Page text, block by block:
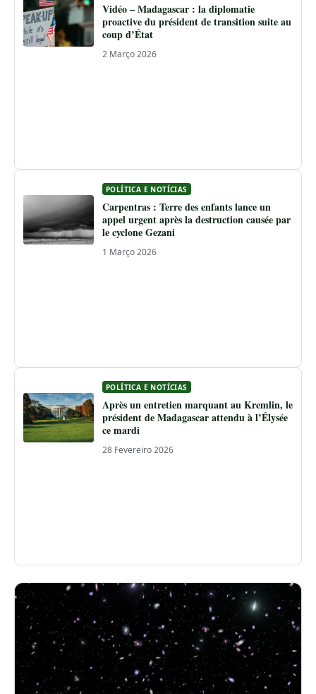
Vidéo – Madagascar : la diplomatie
proactive du président de transition suite au
coup d’État
2 Março 2026
POLÍTICA E NOTÍCIAS
Carpentras : Terre des enfants lance un
appel urgent après la destruction causée par
le cyclone Gezani
1 Março 2026
POLÍTICA E NOTÍCIAS
Après un entretien marquant au Kremlin, le
président de Madagascar attendu à l’Élysée
ce mardi
28 Fevereiro 2026